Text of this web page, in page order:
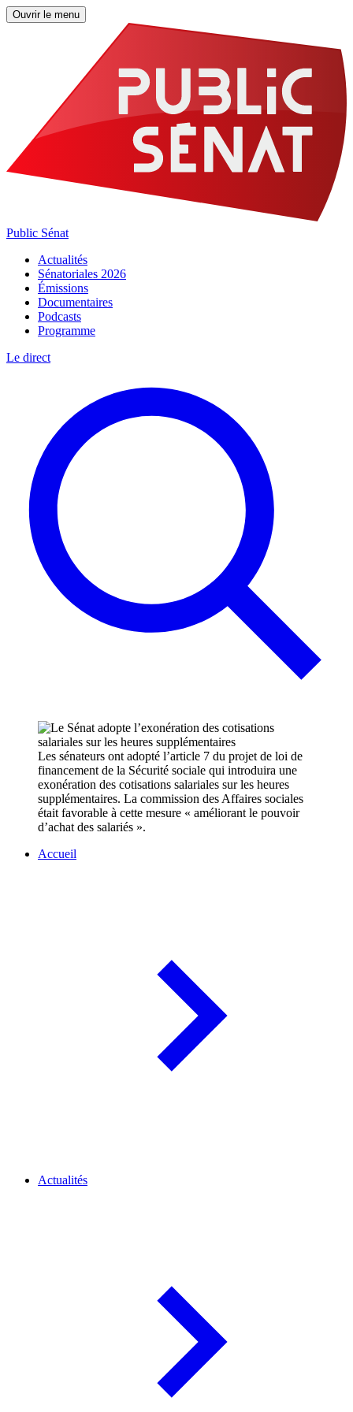
Ouvrir le menu
Public Sénat
Actualités
Sénatoriales 2026
Émissions
Documentaires
Podcasts
Programme
Le direct
Les sénateurs ont adopté l’article 7 du projet de loi de
financement de la Sécurité sociale qui introduira une
exonération des cotisations salariales sur les heures
supplémentaires. La commission des Affaires sociales
était favorable à cette mesure « améliorant le pouvoir
d’achat des salariés ».
Accueil
Actualités